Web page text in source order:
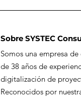
Sobre SYSTEC
Somos una empresa
de 38 años de
digitalización de
Reconocidos por